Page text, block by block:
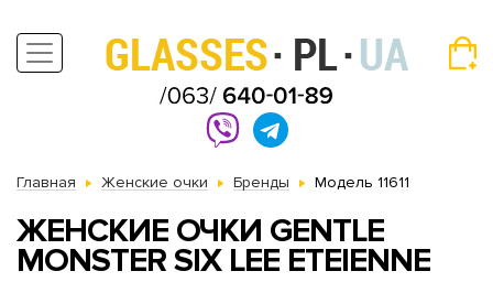
Главная Женские очки Бренды Модель 11611
ЖЕНСКИЕ ОЧКИ GENTLE
MONSTER SIX LEE ETEIENNE